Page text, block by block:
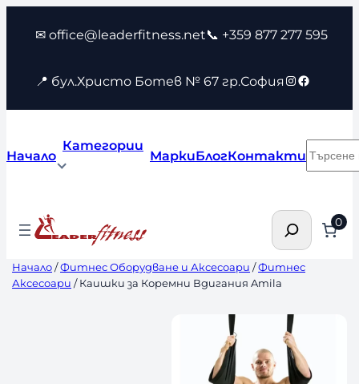
съдържанието
✉ office@leaderfitness.net📞 +359 877 277 595
📍 бул.Христо Ботев № 67 гр.София Instagram
Facebook
Начало
Категории
МаркиБлогКонтакти
Търсене 0
Начало/Фитнес Оборудване и Аксесоари /Фитнес
Аксесоари / Каишки за Коремни Вдигания Amila